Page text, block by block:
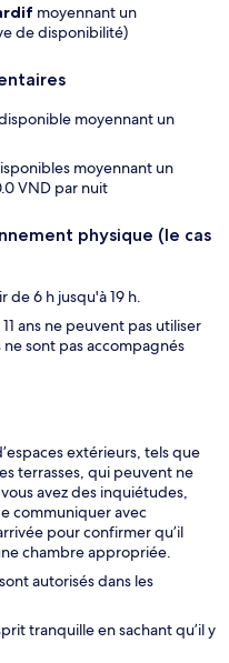
moyennant un
de disponibilité)
moyennant un
moyennant un
VND par nuit
physique (le cas
de 6 h jusqu'à 19 h.
ans ne peuvent pas utiliser
sont pas accompagnés
extérieurs, tels que
terrasses, qui peuvent ne
avez des inquiétudes,
communiquer avec
pour confirmer qu’il
chambre appropriée.
autorisés dans les
tranquille en sachant qu’il y